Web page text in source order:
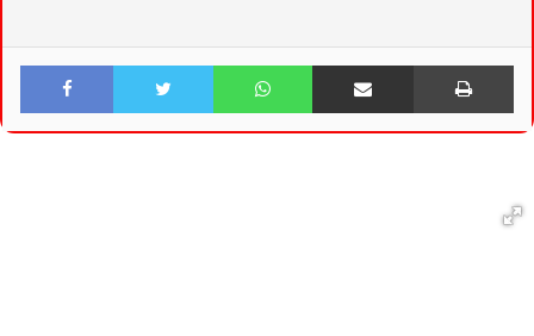
Facebook Twitter WhatsApp Share via Email Print